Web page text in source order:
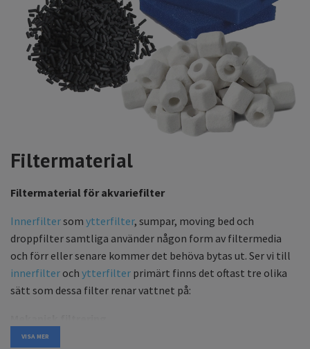
Filtermaterial
Filtermaterial för akvariefilter
Innerfiltersom ytterfilter, sumpar, moving bed och
droppfilter samtliga använder någon form av filtermedia
och förr eller senare kommer det behöva bytas ut. Ser vi till
innerfilter och ytterfilter primärt finns det oftast tre olika
sätt som dessa filter renar vattnet på:
VISA MER